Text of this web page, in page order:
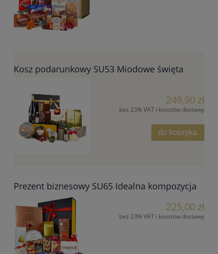
Kosz podarunkowy SU53 Miodowe święta
249,90 zł
bez 23% VAT i kosztów dostawy
do koszyka
Prezent biznesowy SU65 Idealna kompozycja
225,00 zł
bez 23% VAT i kosztów dostawy